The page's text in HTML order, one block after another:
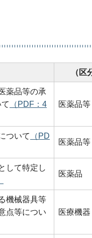
（区
薬品等の承
（PDF：4
医薬品等
ついて
（PD
医薬品等
して特定し
医薬品
機械器具等
点等につい
医療機器